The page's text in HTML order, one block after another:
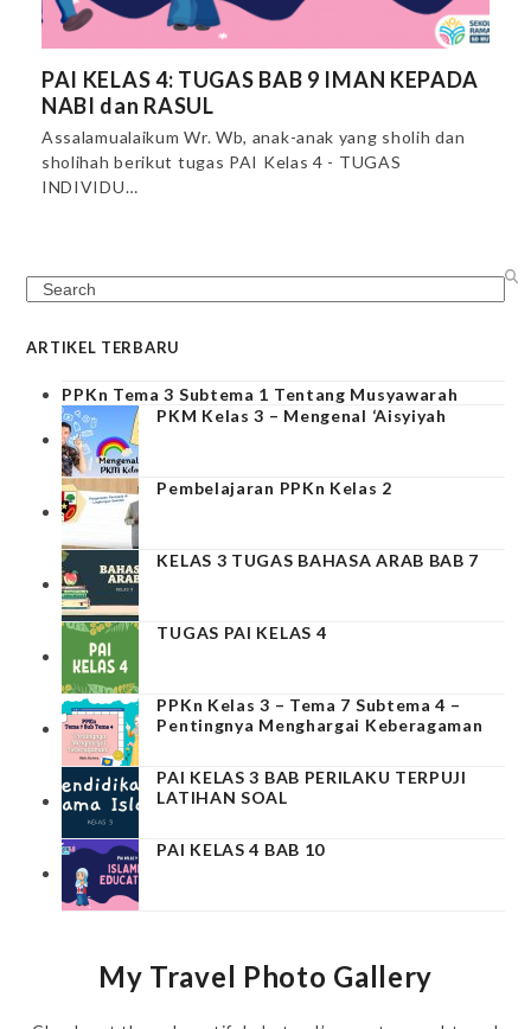
PAI KELAS 4: TUGAS BAB 9 IMAN KEPADA
NABI dan RASUL
Assalamualaikum Wr. Wb, anak-anak yang sholih dan
sholihah berikut tugas PAI Kelas 4 - TUGAS
INDIVIDU…
Search
ARTIKEL TERBARU
PPKn Tema 3 Subtema 1 Tentang Musyawarah
PKM Kelas 3 – Mengenal ‘Aisyiyah
Pembelajaran PPKn Kelas 2
KELAS 3 TUGAS BAHASA ARAB BAB 7
TUGAS PAI KELAS 4
PPKn Kelas 3 – Tema 7 Subtema 4 –
Pentingnya Menghargai Keberagaman
PAI KELAS 3 BAB PERILAKU TERPUJI
LATIHAN SOAL
PAI KELAS 4 BAB 10
My Travel Photo Gallery